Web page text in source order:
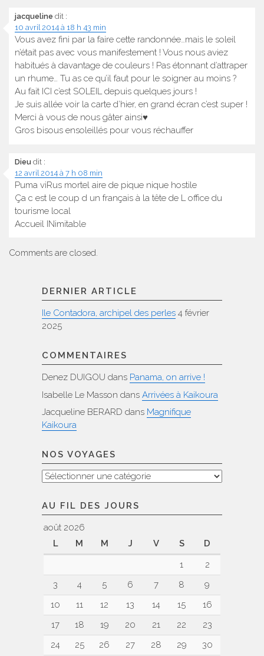
jacqueline dit :
10 avril 2014 à 18 h 43 min
Vous avez fini par la faire cette randonnée…mais le soleil
n’était pas avec vous manifestement ! Vous nous aviez
habitués à davantage de couleurs ! Pas étonnant d’attraper
un rhume… Tu as ce qu’il faut pour le soigner au moins ?
Au fait ICI c’est SOLEIL depuis quelques jours !
Je suis allée voir la carte d’hier, en grand écran c’est super !
Merci à vous de nous gâter ainsi♥
Gros bisous ensoleillés pour vous réchauffer
Dieu dit :
12 avril 2014 à 7 h 08 min
Puma viRus mortel aire de pique nique hostile
Ça c est le coup d un français à la tête de L office du
tourisme local
Accueil INimitable
Comments are closed.
DERNIER ARTICLE
Ile Contadora, archipel des perles 4 février
2025
COMMENTAIRES
Denez DUIGOU dans Panama, on arrive !
Isabelle Le Masson dans Arrivées à Kaikoura
Jacqueline BERARD dans Magnifique
Kaikoura
NOS VOYAGES
Nos
AU FIL DES JOURS
août 2026
L
M M J V S
D
1
2
3
4 5 6 7 8
9
10
11 12 13 14 15
16
17
18 19 20 21 22
23
24
25 26 27 28 29 30